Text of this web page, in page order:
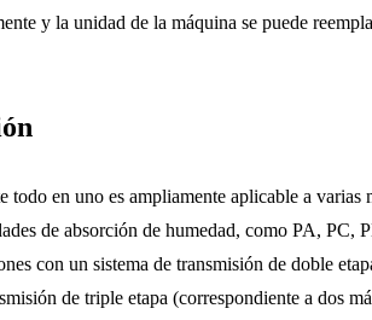
y la unidad de la máquina se puede
todo en uno es ampliamente aplicable a
de absorción de humedad, como PA, PC,
con un sistema de transmisión de doble
de triple etapa (correspondiente a dos